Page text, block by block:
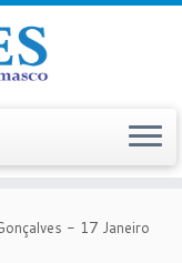
- 17 Janeiro